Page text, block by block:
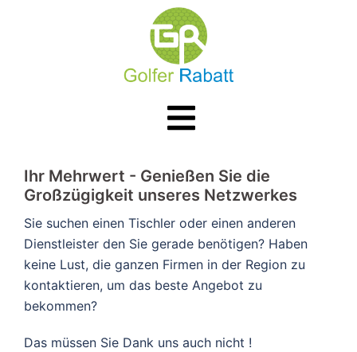
Menü
umschalten
​​Ihr Mehrwert - Genießen Sie die
Großzügigkeit unseres Netzwerkes
Sie suchen einen Tischler oder einen anderen
Dienstleister den Sie gerade benötigen? Haben
keine Lust, die ganzen Firmen in der Region zu
kontaktieren, um das beste Angebot zu
bekommen?
Das müssen Sie Dank uns auch nicht !